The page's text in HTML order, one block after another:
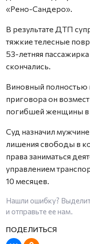
«Рено-Сандеро».
В результате ДТП
тяжкие телесные
53-летняя
скончались.
Виновный полностью
приговора он
погибшей женщины в
Суд назначил
лишения свободы в
права заниматься
управлением
10 месяцев.
Нашли ошибку?
и отправьте ее нам.